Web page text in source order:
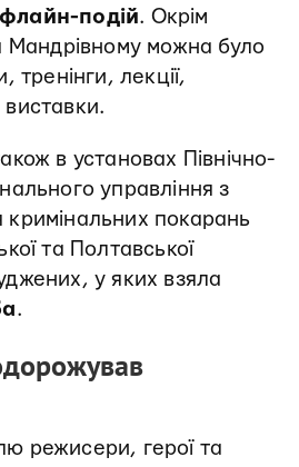
подій. Окрім
Мандрівному можна було
тренінги, лекції,
в установах Північно-
управління з
кримінальних покарань
та Полтавської
у яких взяла
.
режисери, герої та